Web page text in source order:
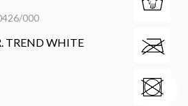
000
TREND WHITE